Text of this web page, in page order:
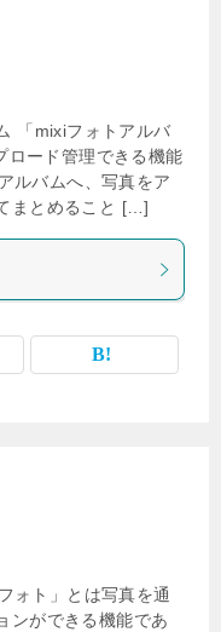
「mixiフォトアルバ
ロード管理できる機能
ルバムへ、写真をア
まとめること […]
ォト」とは写真を通
ンができる機能であ